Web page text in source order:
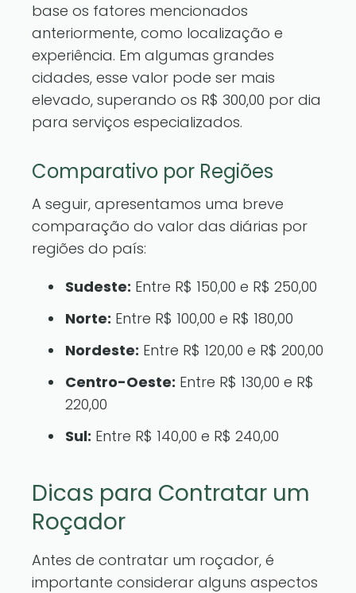
base os fatores mencionados
anteriormente, como localização e
experiência. Em algumas grandes
cidades, esse valor pode ser mais
elevado, superando os R$ 300,00 por dia
para serviços especializados.
Comparativo por Regiões
A seguir, apresentamos uma breve
comparação do valor das diárias por
regiões do país:
Sudeste: Entre R$ 150,00 e R$ 250,00
Norte: Entre R$ 100,00 e R$ 180,00
Nordeste: Entre R$ 120,00 e R$ 200,00
Centro-Oeste: Entre R$ 130,00 e R$
220,00
Sul: Entre R$ 140,00 e R$ 240,00
Dicas para Contratar um
Roçador
Antes de contratar um roçador, é
importante considerar alguns aspectos